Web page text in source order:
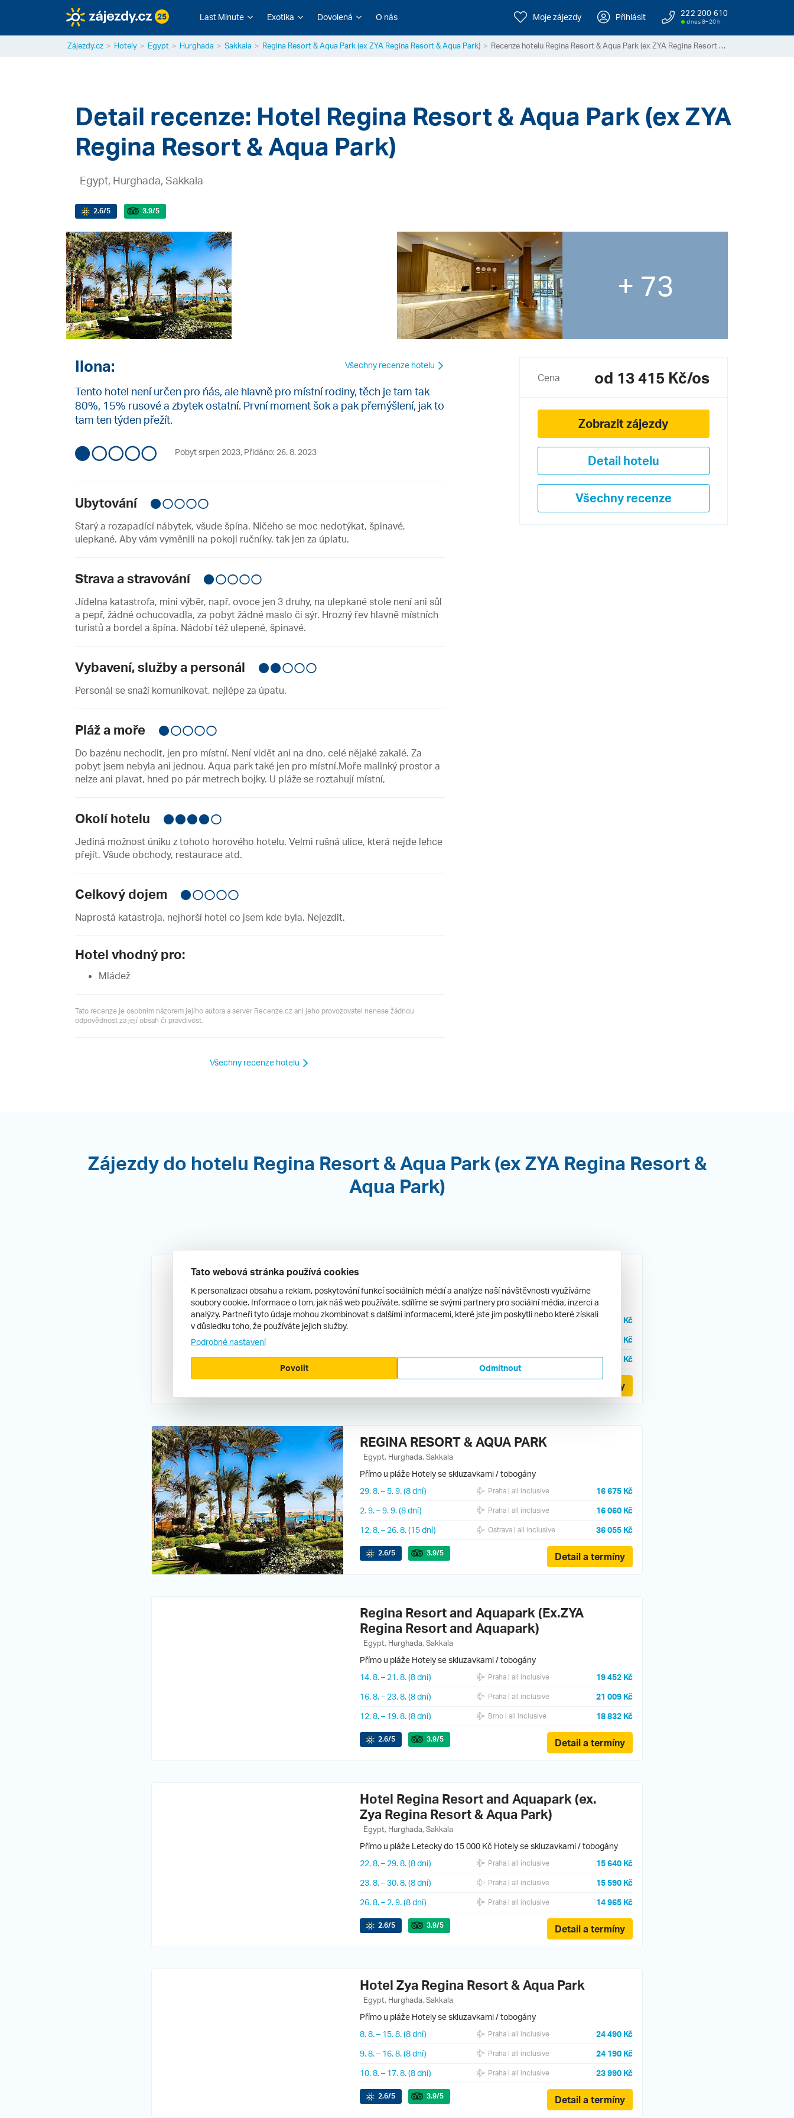
25 Last Minute Exotika Dovolená O nás Moje zájezdy Přihlásit 222 200 610
dnes 8–20 h
Zájezdy.cz Hotely Egypt Hurghada Sakkala Regina Resort & Aqua Park (ex ZYA Regina Resort & Aqua Park) Recenze hotelu Regina Resort & Aqua Park (ex ZYA Regina Resort & Aqua Park)
Detail recenze: Hotel Regina Resort & Aqua Park (ex ZYA
Regina Resort & Aqua Park)
Egypt, Hurghada, Sakkala
2.6/5 3.9/5
+ 73
Cena od 13 415 Kč/os
Zobrazit zájezdy
Detail hotelu
Všechny recenze
Všechny recenze hotelu
Ilona:
Tento hotel není určen pro ńás, ale hlavně pro místní rodiny, těch je tam tak
80%, 15% rusové a zbytek ostatní. První moment šok a pak přemýšlení, jak to
tam ten týden přežít.
Pobyt srpen 2023, Přidáno: 26. 8. 2023
Ubytování
Starý a rozapadící nábytek, všude špína. Ničeho se moc nedotýkat, špinavé,
ulepkané. Aby vám vyměnili na pokoji ručníky, tak jen za úplatu.
Strava a stravování
Jídelna katastrofa, mini výběr, např. ovoce jen 3 druhy, na ulepkané stole není ani sůl
a pepř, žádné ochucovadla, za pobyt žádné maslo či sýr. Hrozný řev hlavně místních
turistů a bordel a špína. Nádobí též ulepené, špinavé.
Vybavení, služby a personál
Personál se snaží komunikovat, nejlépe za úpatu.
Pláž a moře
Do bazénu nechodit, jen pro místní. Není vidět ani na dno, celé nějaké zakalé. Za
pobyt jsem nebyla ani jednou. Aqua park také jen pro místní.Moře malinký prostor a
nelze ani plavat, hned po pár metrech bojky. U pláže se roztahují místní,
Okolí hotelu
Jediná možnost úniku z tohoto horového hotelu. Velmi rušná ulice, která nejde lehce
přejít. Všude obchody, restaurace atd.
Celkový dojem
Naprostá katastroja, nejhorší hotel co jsem kde byla. Nejezdit.
Hotel vhodný pro:
Mládež
Tato recenze je osobním názorem jejího autora a server Recenze.cz ani jeho provozovatel nenese žádnou
odpovědnost za její obsah či pravdivost.
Všechny recenze hotelu
Zájezdy do hotelu Regina Resort & Aqua Park (ex ZYA Regina Resort &
Aqua Park)
Egypt, Hurghada, Sakkala
Přímo u plážeHotely se skluzavkami / tobogány
19. 9.–3. 10. (15 dní) Praha| all inclusive
25 490 Kč
21 990 Kč
26. 9.–10. 10.(15 dní) Praha| all inclusive 25 990 Kč
2.6/5 3.9/5 Detail a termíny
REGINA RESORT & AQUA PARK
Egypt, Hurghada, Sakkala
Přímo u pláže Hotely se skluzavkami / tobogány
29. 8.– 5. 9.(8 dní) Praha| all inclusive
16 675 Kč
2. 9.–9. 9.(8 dní) Praha| all inclusive
16 060 Kč
12. 8.– 26. 8.(15 dní) Ostrava| all inclusive 36 055 Kč
2.6/5 3.9/5 Detail a termíny
Regina Resort and Aquapark (Ex.ZYA
Regina Resort and Aquapark)
Egypt, Hurghada, Sakkala
Přímo u pláže Hotely se skluzavkami / tobogány
14. 8.– 21. 8.(8 dní) Praha| all inclusive
19 452 Kč
16. 8.– 23. 8.(8 dní) Praha| all inclusive
21 009 Kč
12. 8.– 19. 8.(8 dní) Brno| all inclusive 18 832 Kč
2.6/5 3.9/5 Detail a termíny
Hotel Regina Resort and Aquapark (ex.
Zya Regina Resort & Aqua Park)
Egypt, Hurghada, Sakkala
Přímo u pláže Letecky do 15 000 Kč Hotely se skluzavkami / tobogány
22. 8.– 29. 8.(8 dní) Praha| all inclusive
15 640 Kč
23. 8.–30. 8.(8 dní) Praha| all inclusive
15 590 Kč
26. 8.– 2. 9.(8 dní) Praha| all inclusive 14 965 Kč
2.6/5 3.9/5 Detail a termíny
Hotel Zya Regina Resort & Aqua Park
Egypt, Hurghada, Sakkala
Přímo u pláže Hotely se skluzavkami / tobogány
8. 8.– 15. 8.(8 dní) Praha| all inclusive
24 490 Kč
9. 8.– 16. 8.(8 dní) Praha| all inclusive
24 190 Kč
10. 8.– 17. 8.(8 dní) Praha| all inclusive 23 990 Kč
2.6/5 3.9/5 Detail a termíny
Tato webová stránka používá cookies
K personalizaci obsahu a reklam, poskytování funkcí sociálních médií a analýze naší návštěvnosti využíváme
soubory cookie. Informace o tom, jak náš web používáte, sdílíme se svými partnery pro sociální média, inzerci a
analýzy. Partneři tyto údaje mohou zkombinovat s dalšími informacemi, které jste jim poskytli nebo které získali
v důsledku toho, že používáte jejich služby.
Podrobné nastavení
Odmítnout
Povolit